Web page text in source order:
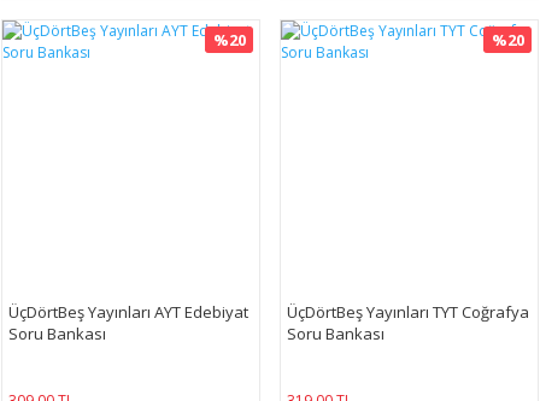
%20
ÜçDörtBeş Yayınları AYT Edebiyat
Soru Bankası
%20
ÜçDörtBeş Yayınları TYT Coğrafya
Soru Bankası